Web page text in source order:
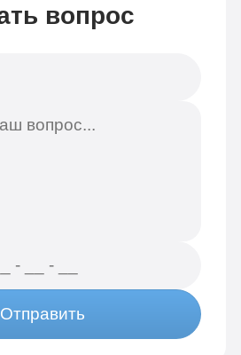
вопрос
Отправить